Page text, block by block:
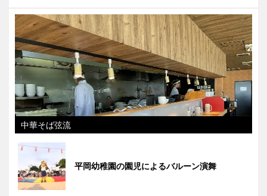
中華そば弦流
平岡幼稚園の園児によるバルーン演舞